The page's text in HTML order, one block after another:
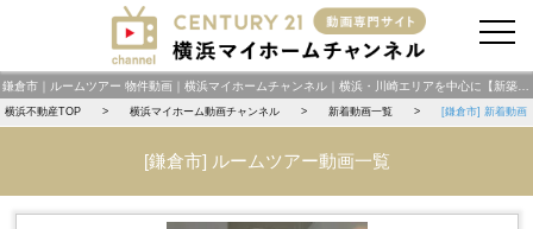
横浜不動産TOP 横浜マイホーム動画チャンネル 新着動画一覧 [鎌倉市] 新着動画
[鎌倉市] ルームツアー動画一覧